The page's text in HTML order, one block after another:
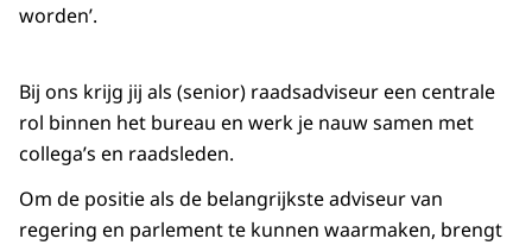
worden’.
Bij ons krijg jij als (senior) raadsadviseur een centrale
rol binnen het bureau en werk je nauw samen met
collega’s en raadsleden.
Om de positie als de belangrijkste adviseur van
regering en parlement te kunnen waarmaken, brengt